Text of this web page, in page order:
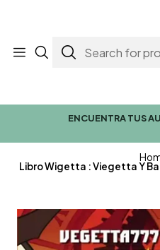
ENCUENTRA TUS
Libro Wigetta : Viegetta Y